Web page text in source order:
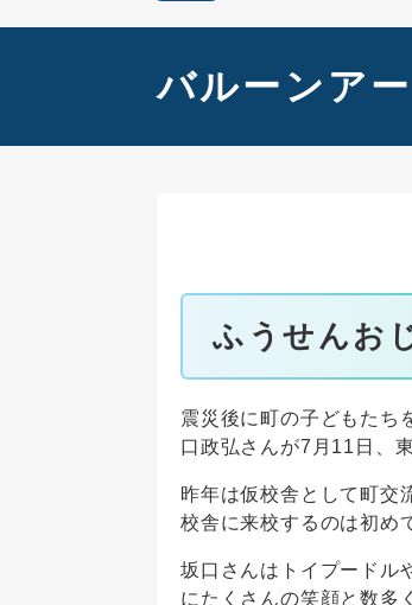
バルーンア
ふうせんお
震災後に町の子どもたち
口政弘さんが7月11日、
昨年は仮校舎として町交
校舎に来校するのは初め
坂口さんはトイプードル
にたくさんの笑顔と数多